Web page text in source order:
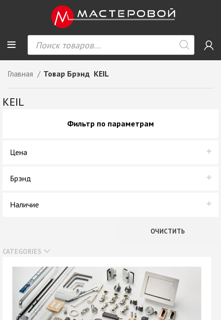
Главная Товар Брэнд KEIL
KEIL
Фильтр по параметрам
Цена
Брэнд
Наличие
ОЧИСТИТЬ
CATEGORIES